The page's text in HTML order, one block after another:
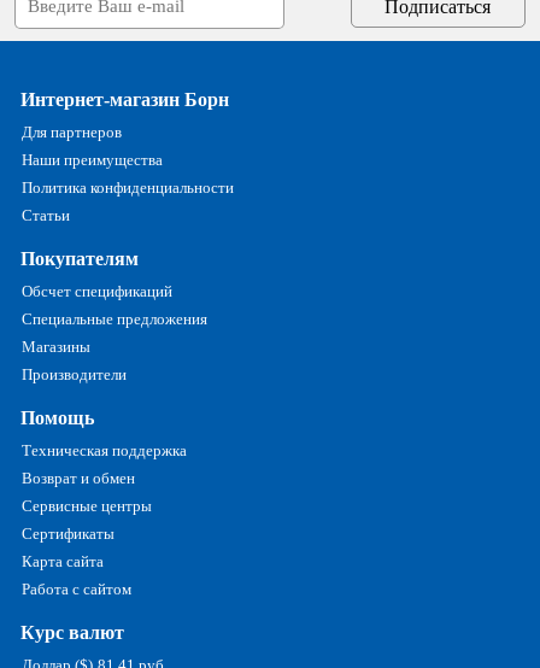
Интернет-магазин Борн
Для партнеров
Наши преимущества
Политика конфиденциальности
Статьи
Покупателям
Обсчет спецификаций
Специальные предложения
Магазины
Производители
Помощь
Техническая поддержка
Возврат и обмен
Сервисные центры
Сертификаты
Карта сайта
Работа с сайтом
Курс валют